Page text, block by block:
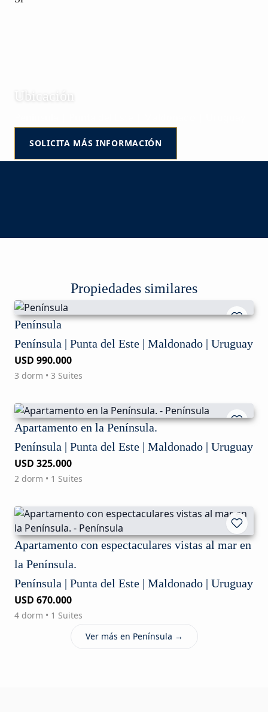
Ubicación
SOLICITA MÁS INFORMACIÓN
Propiedades similares
Península
Península | Punta del Este | Maldonado | Uruguay
USD 990.000
3 dorm • 3 Suites
Apartamento en la Península.
Península | Punta del Este | Maldonado | Uruguay
USD 325.000
2 dorm • 1 Suites
Apartamento con espectaculares vistas al mar en
la Península.
Península | Punta del Este | Maldonado | Uruguay
USD 670.000
4 dorm • 1 Suites
Ver más en Península →